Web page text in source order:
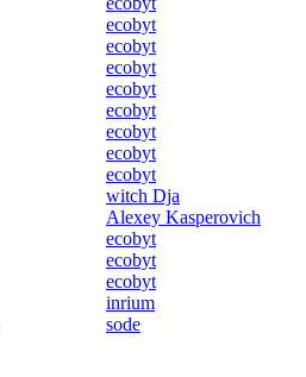
ecobyt
ecobyt
ecobyt
ecobyt
ecobyt
ecobyt
ecobyt
ecobyt
witch Dja
Alexey Kasperovich
ecobyt
ecobyt
ecobyt
inrium
sode